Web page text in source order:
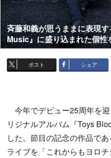
斉藤和義が思うままに表現
Music』に盛り込まれた個性
ポスト シェア
今年でデビュー25周年を
リジナルアルバム『Toys
した。節目の記念の作品で
ライブを「これからもヨロ